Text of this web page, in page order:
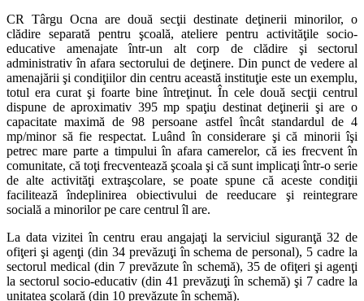
CR Târgu Ocna are două secţii destinate deţinerii minorilor, o
clădire separată pentru şcoală, ateliere pentru activităţile socio-
educative amenajate într-un alt corp de clădire şi sectorul
administrativ în afara sectorului de deţinere. Din punct de vedere al
amenajării şi condiţiilor din centru această instituţie este un exemplu,
totul era curat şi foarte bine întreţinut. În cele două secţii centrul
dispune de aproximativ 395 mp spaţiu destinat deţinerii şi are o
capacitate maximă de 98 persoane astfel încât standardul de 4
mp/minor să fie respectat. Luând în considerare şi că minorii îşi
petrec mare parte a timpului în afara camerelor, că ies frecvent în
comunitate, că toţi frecventează şcoala şi că sunt implicaţi într-o serie
de alte activităţi extraşcolare, se poate spune că aceste condiţii
facilitează îndeplinirea obiectivului de reeducare şi reintegrare
socială a minorilor pe care centrul îl are.
La data vizitei în centru erau angajaţi la serviciul siguranţă 32 de
ofiţeri şi agenţi (din 34 prevăzuţi în schema de personal), 5 cadre la
sectorul medical (din 7 prevăzute în schemă), 35 de ofiţeri şi agenţi
la sectorul socio-educativ (din 41 prevăzuţi în schemă) şi 7 cadre la
unitatea şcolară (din 10 prevăzute în schemă).